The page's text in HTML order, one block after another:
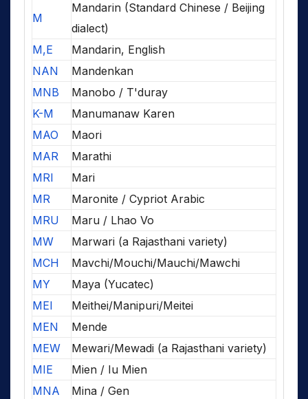
M
Mandarin (Standard Chinese / Beijing
dialect)
M,E
Mandarin, English
NAN
Mandenkan
MNB
Manobo / T'duray
K-M
Manumanaw Karen
MAO
Maori
MAR
Marathi
MRI
Mari
MR
Maronite / Cypriot Arabic
MRU
Maru / Lhao Vo
MW
Marwari (a Rajasthani variety)
MCH
Mavchi/Mouchi/Mauchi/Mawchi
MY
Maya (Yucatec)
MEI
Meithei/Manipuri/Meitei
MEN
Mende
MEW
Mewari/Mewadi (a Rajasthani variety)
MIE
Mien / Iu Mien
MNA
Mina / Gen